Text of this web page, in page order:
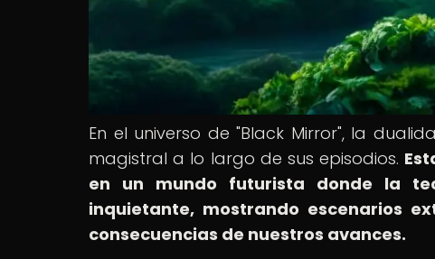
En el universo de "Black Mirror", la
magistral a lo largo de sus episodios.
en un mundo futurista donde la
inquietante, mostrando escenarios
consecuencias de nuestros avances.